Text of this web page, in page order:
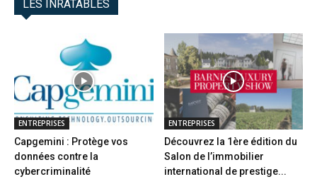
LES INRATABLES
ENTREPRISES
Capgemini : Protège vos
données contre la
cybercriminalité
ENTREPRISES
Découvrez la 1ère édition du
Salon de l’immobilier
international de prestige...